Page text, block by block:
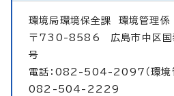
環境局環境保全課 環境管理係
〒730-8586 広島市中区国
号
電話：082-504-2097（環境
082-504-2229